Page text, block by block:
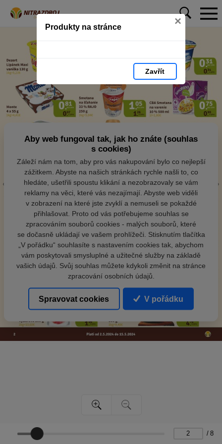
Produkty na stránce ×
Zavřít
/ 8
Aby web fungoval tak, jak ho znáte (souhlas
s cookies)
Záleží nám na tom, aby pro vás nakupování bylo co nejlepší
zážitkem. Abyste na našich stránkách rychle našli to, co
hledáte, ušetřili spoustu klikání a nezobrazovaly se vám
reklamy na věci, které vás nezajímají. Abyste web viděli
v zobrazení na které jste zvyklí a nemuseli se pokaždé
přihlašovat. Proto od vás potřebujeme souhlas se
zpracováním souborů cookies - malých souborů, které
se dočasně ukládají ve vašem prohlížeči. Stisknutím tlačítka
„V pořádku“ souhlasíte s nastavením cookies tak, abychom
vám poskytovali smysluplné a užitečné služby na základě
vašich údajů. Svůj souhlas můžete kdykoli změnit na stránce
zpracování osobních údajů.
Spravovat cookies V pořádku